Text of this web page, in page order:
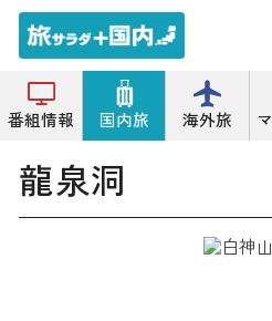
番組情報 国内旅 海外旅
トップ
龍泉洞